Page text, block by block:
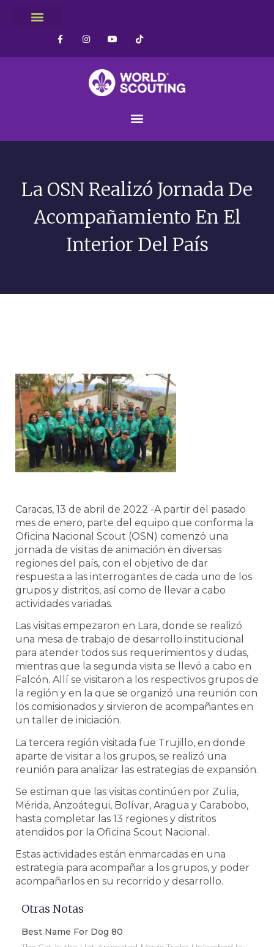
La OSN Realizó Jornada De
Acompañamiento En El
Interior Del País
Caracas, 13 de abril de 2022 -A partir del pasado
mes de enero, parte del equipo que conforma la
Oficina Nacional Scout (OSN) comenzó una
jornada de visitas de animación en diversas
regiones del país, con el objetivo de dar
respuesta a las interrogantes de cada uno de los
grupos y distritos, así como de llevar a cabo
actividades variadas.
Las visitas empezaron en Lara, donde se realizó
una mesa de trabajo de desarrollo institucional
para atender todos sus requerimientos y dudas,
mientras que la segunda visita se llevó a cabo en
Falcón. Allí se visitaron a los respectivos grupos de
la región y en la que se organizó una reunión con
los comisionados y sirvieron de acompañantes en
un taller de iniciación.
La tercera región visitada fue Trujillo, en donde
aparte de visitar a los grupos, se realizó una
reunión para analizar las estrategias de expansión.
Se estiman que las visitas continúen por Zulia,
Mérida, Anzoátegui, Bolívar, Aragua y Carabobo,
hasta completar las 13 regiones y distritos
atendidos por la Oficina Scout Nacional.
Estas actividades están enmarcadas en una
estrategia para acompañar a los grupos, y poder
acompañarlos en su recorrido y desarrollo.
Otras Notas
Best Name For Dog 80